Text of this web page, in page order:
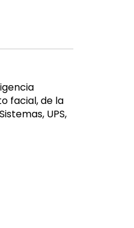
facial, de la
UPS,